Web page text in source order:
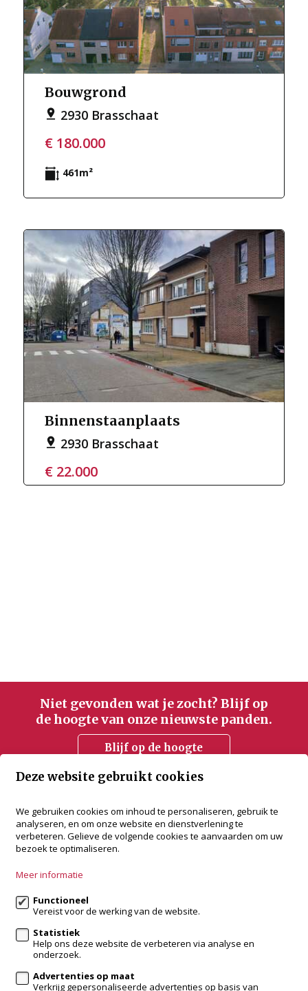
Bouwgrond
2930 Brasschaat
€ 180.000
461m²
Binnenstaanplaats
2930 Brasschaat
€ 22.000
Niet gevonden wat je zocht? Blijf op
de hoogte van onze nieuwste panden.
Blijf op de hoogte
accent vastgoed
Bredabaan 505
2930 Brasschaat
info@accentvastgoed.be
Volg ons op:
Deze website gebruikt cookies
We gebruiken cookies om inhoud te personaliseren, gebruik te
analyseren, en om onze website en dienstverlening te
verbeteren. Gelieve de volgende cookies te aanvaarden om uw
bezoek te optimaliseren.
Meer informatie
Functioneel
Vereist voor de werking van de website.
Statistiek
Help ons deze website de verbeteren via analyse en
onderzoek.
Advertenties op maat
Verkrijg gepersonaliseerde advertenties op basis van